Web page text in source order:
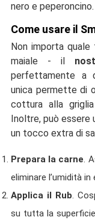
nero e peperoncino.
Come usare il
Non importa
maiale - il
perfettamente a
unica permette di
cottura alla
Inoltre, può
un tocco extra di
Prepara la carne.
eliminare l’umidità in
Applica il Rub.
su tutta la